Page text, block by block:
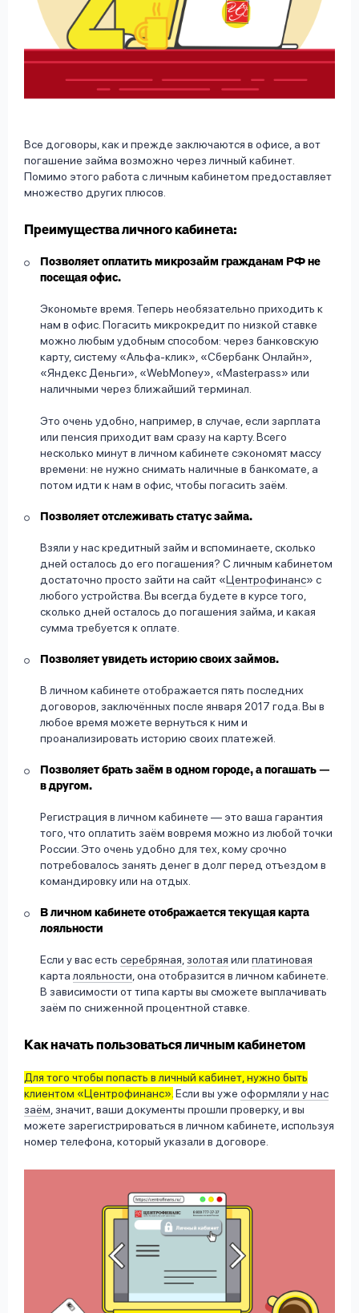
Все договоры, как и прежде заключаются в офисе, а вот
погашение займа возможно через личный кабинет.
Помимо этого работа с личным кабинетом предоставляет
множество других плюсов.
Преимущества личного кабинета:
Позволяет оплатить микрозайм гражданам РФ не
посещая офис.
Экономьте время. Теперь необязательно приходить к
нам в офис. Погасить микрокредит по низкой ставке
можно любым удобным способом: через банковскую
карту, систему «Альфа-клик», «Сбербанк Онлайн»,
«Яндекс Деньги», «WebMoney», «Masterpass» или
наличными через ближайший терминал.
Это очень удобно, например, в случае, если зарплата
или пенсия приходит вам сразу на карту. Всего
несколько минут в личном кабинете сэкономят массу
времени: не нужно снимать наличные в банкомате, а
потом идти к нам в офис, чтобы погасить заём.
Позволяет отслеживать статус займа.
Взяли у нас кредитный займ и вспоминаете, сколько
дней осталось до его погашения? С личным кабинетом
достаточно просто зайти на сайт «Центрофинанс» с
любого устройства. Вы всегда будете в курсе того,
сколько дней осталось до погашения займа, и какая
сумма требуется к оплате.
Позволяет увидеть историю своих займов.
В личном кабинете отображается пять последних
договоров, заключённых после января 2017 года. Вы в
любое время можете вернуться к ним и
проанализировать историю своих платежей.
Позволяет брать заём в одном городе, а погашать —
в другом.
Регистрация в личном кабинете — это ваша гарантия
того, что оплатить заём вовремя можно из любой точки
России. Это очень удобно для тех, кому срочно
потребовалось занять денег в долг перед отъездом в
командировку или на отдых.
В личном кабинете отображается текущая карта
лояльности
Если у вас есть серебряная,золотая или платиновая
карталояльности, она отобразится в личном кабинете.
В зависимости от типа карты вы сможете выплачивать
заём по сниженной процентной ставке.
Как начать пользоваться личным кабинетом
Для того чтобы попасть в личный кабинет, нужно быть
клиентом «Центрофинанс».Если вы уже оформляли у нас
заём, значит, ваши документы прошли проверку, и вы
можете зарегистрироваться в личном кабинете, используя
номер телефона, который указали в договоре.